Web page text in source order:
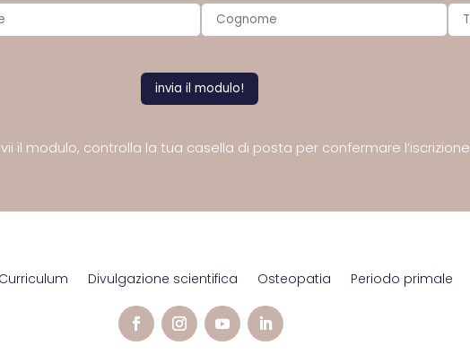
il modulo, controlla la tua casella di posta per confermare l’iscrizione
Divulgazione scientifica Osteopatia Periodo primale